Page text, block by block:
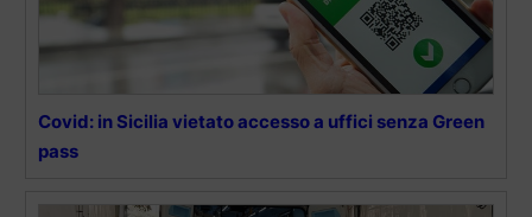
Covid: in Sicilia vietato accesso a uffici senza Green
pass